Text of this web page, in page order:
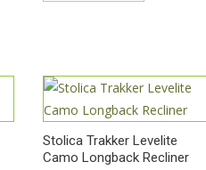
Stolica Trakker Levelite
Camo Longback Recliner